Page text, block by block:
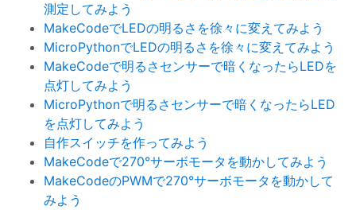
測定してみよう
MakeCodeでLEDの明るさを徐々に変えてみよう
MicroPythonでLEDの明るさを徐々に変えてみよう
MakeCodeで明るさセンサーで暗くなったらLEDを
点灯してみよう
MicroPythonで明るさセンサーで暗くなったらLED
を点灯してみよう
自作スイッチを作ってみよう
MakeCodeで270°サーボモータを動かしてみよう
MakeCodeのPWMで270°サーボモータを動かして
みよう